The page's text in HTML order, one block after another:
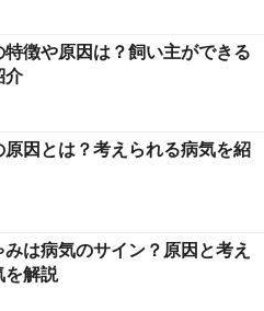
徴や原因は？飼い主ができる
介
原因とは？考えられる病気を紹
は病気のサイン？原因と考え
を解説